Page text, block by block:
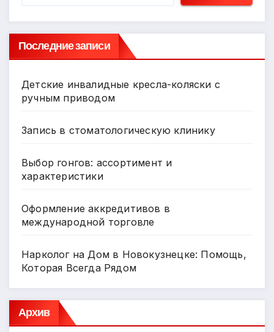
Последние записи
Детские инвалидные кресла-коляски с
ручным приводом
Запись в стоматологическую клинику
Выбор гонгов: ассортимент и
характеристики
Оформление аккредитивов в
международной торговле
Нарколог на Дом в Новокузнецке: Помощь,
Которая Всегда Рядом
Архив